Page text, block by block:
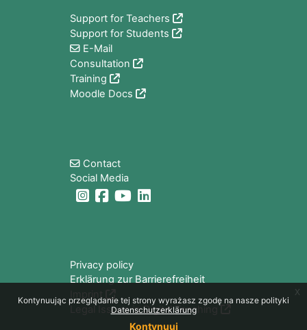
Kontynuując przeglądanie tej strony wyrażasz zgodę na nasze polityki
Datenschutzerklärung
Kontynuuj
x
Support for Teachers
Support for Students
E-Mail
Consultation
Training
Moodle Docs
Contact
Social Media
Privacy policy
Erklärung zur Barrierefreiheit
Imprint
Legal Issues in Digital Teaching